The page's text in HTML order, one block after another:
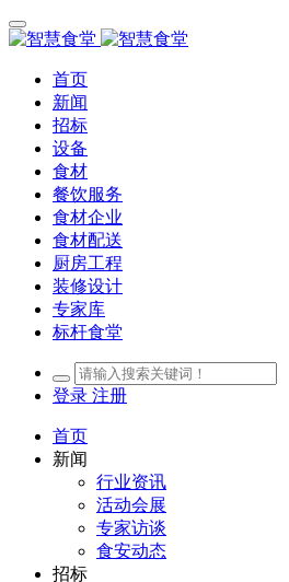
首页
新闻
招标
设备
食材
餐饮服务
食材企业
食材配送
厨房工程
装修设计
专家库
标杆食堂
登录 注册
首页
新闻
行业资讯
活动会展
专家访谈
食安动态
招标